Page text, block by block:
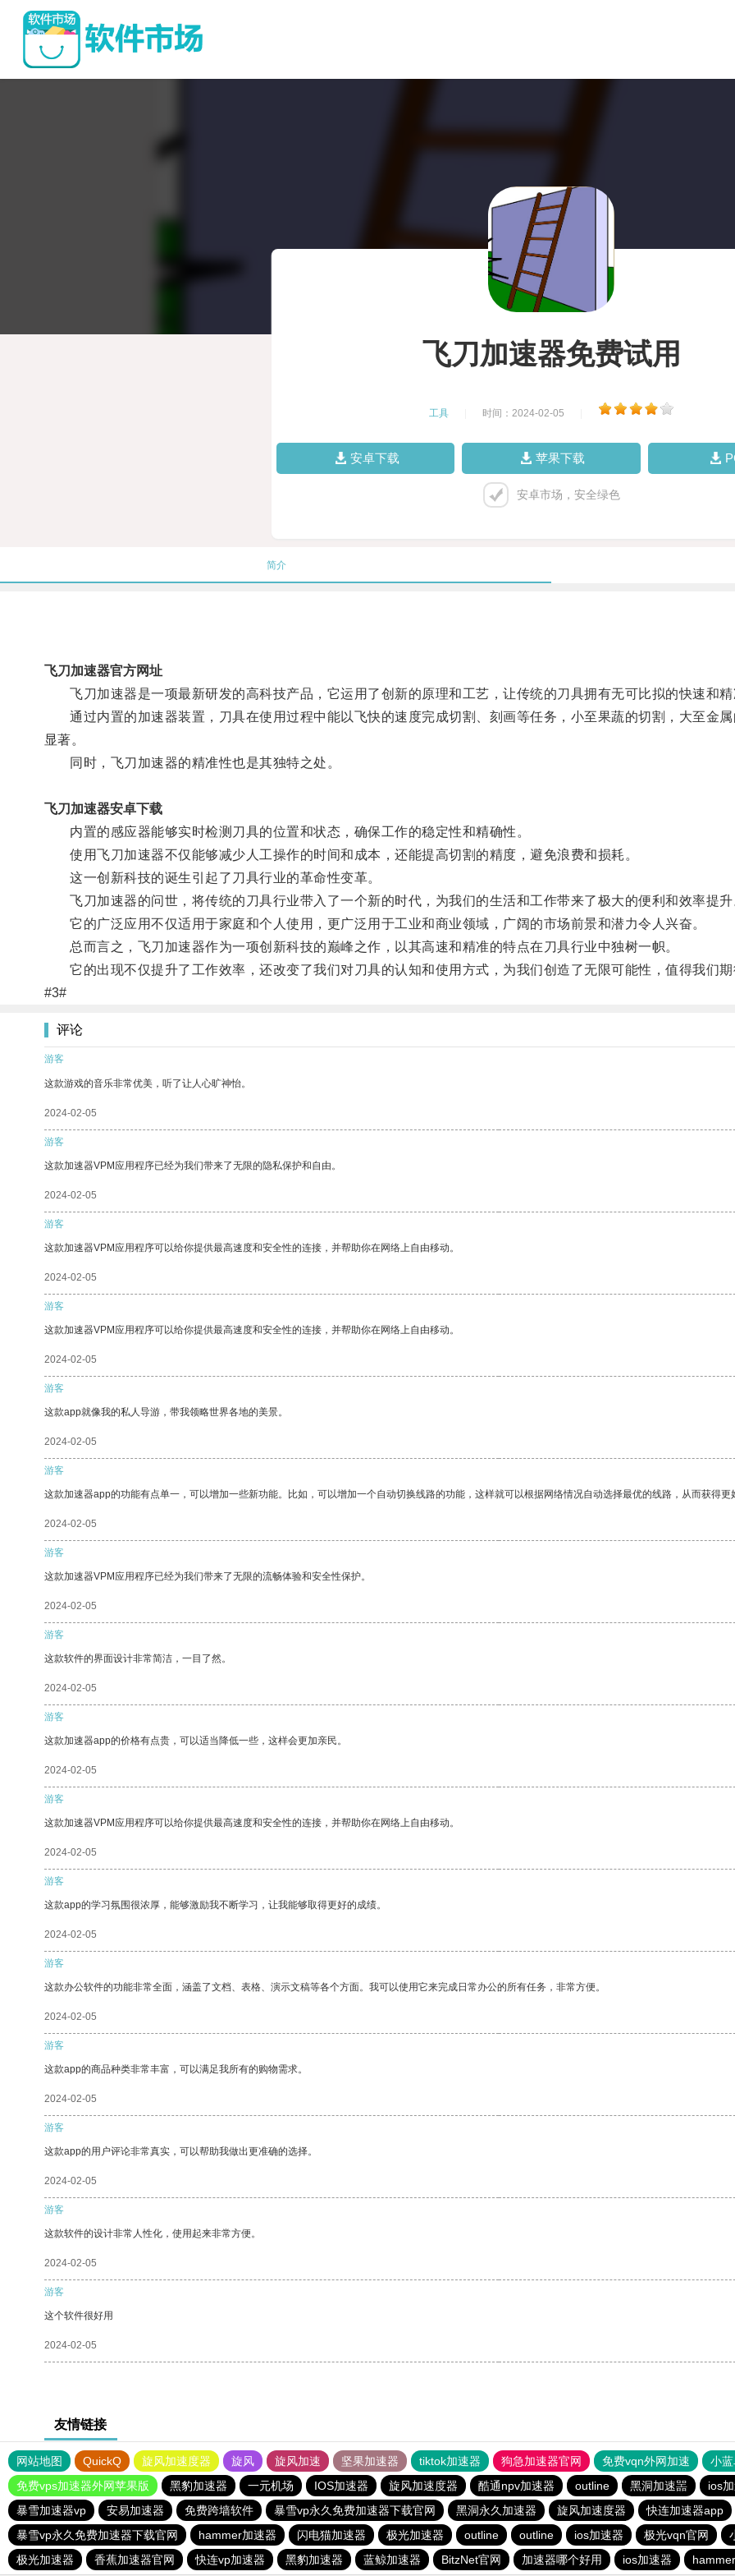
飞刀加速器免费试用
工具 时间：2024-02-05
安卓下载 苹果下载
安卓市场，安全绿色
简介
飞刀加速器官方网址
飞刀加速器是一项最新研发的高科技产品，它运用了创新的原理和工艺，让传统的刀具拥有无可比拟的快速和精
通过内置的加速器装置，刀具在使用过程中能以飞快的速度完成切割、刻画等任务，小至果蔬的切割，大至金
显著。
同时，飞刀加速器的精准性也是其独特之处。
飞刀加速器安卓下载
内置的感应器能够实时检测刀具的位置和状态，确保工作的稳定性和精确性。
使用飞刀加速器不仅能够减少人工操作的时间和成本，还能提高切割的精度，避免浪费和损耗。
这一创新科技的诞生引起了刀具行业的革命性变革。
飞刀加速器的问世，将传统的刀具行业带入了一个新的时代，为我们的生活和工作带来了极大的便利和效率提升
它的广泛应用不仅适用于家庭和个人使用，更广泛用于工业和商业领域，广阔的市场前景和潜力令人兴奋。
总而言之，飞刀加速器作为一项创新科技的巅峰之作，以其高速和精准的特点在刀具行业中独树一帜。
它的出现不仅提升了工作效率，还改变了我们对刀具的认知和使用方式，为我们创造了无限可能性，值得我们期
#3#
评论
游客
这款游戏的音乐非常优美，听了让人心旷神怡。
2024-02-05
游客
这款加速器VPM应用程序已经为我们带来了无限的隐私保护和自由。
2024-02-05
游客
这款加速器VPM应用程序可以给你提供最高速度和安全性的连接，并帮助你在网络上自由移动。
2024-02-05
游客
这款加速器VPM应用程序可以给你提供最高速度和安全性的连接，并帮助你在网络上自由移动。
2024-02-05
游客
这款app就像我的私人导游，带我领略世界各地的美景。
2024-02-05
游客
这款加速器app的功能有点单一，可以增加一些新功能。比如，可以增加一个自动切换线路的功能，这样就可以根据网络情况自动选择最优的线路，从而获得更
2024-02-05
游客
这款加速器VPM应用程序已经为我们带来了无限的流畅体验和安全性保护。
2024-02-05
游客
这款软件的界面设计非常简洁，一目了然。
2024-02-05
游客
这款加速器app的价格有点贵，可以适当降低一些，这样会更加亲民。
2024-02-05
游客
这款加速器VPM应用程序可以给你提供最高速度和安全性的连接，并帮助你在网络上自由移动。
2024-02-05
游客
这款app的学习氛围很浓厚，能够激励我不断学习，让我能够取得更好的成绩。
2024-02-05
游客
这款办公软件的功能非常全面，涵盖了文档、表格、演示文稿等各个方面。我可以使用它来完成日常办公的所有任务，非常方便。
2024-02-05
游客
这款app的商品种类非常丰富，可以满足我所有的购物需求。
2024-02-05
游客
这款app的用户评论非常真实，可以帮助我做出更准确的选择。
2024-02-05
游客
这款软件的设计非常人性化，使用起来非常方便。
2024-02-05
游客
这个软件很好用
2024-02-05
友情链接
网站地图 QuickQ 旋风加速度器 旋风 旋风加速 坚果加速器 tiktok加速器 狗急加速器官网 免费vqn外网加速 小
免费vps加速器外网苹果版
黑豹加速器 一元机场 IOS加速器 旋风加速度器 酷通npv加速器 outline 黑洞加速噐 ios
暴雪加速器vp
安易加速器 免费跨墙软件 暴雪vp永久免费加速器下载官网 黑洞永久加速器 旋风加速度器 快连加速器app
暴雪vp永久免费加速器下载官网
hammer加速器 闪电猫加速器 极光加速器 outline outline ios加速器 极光vqn官网
极光加速器
香蕉加速器官网 快连vp加速器 黑豹加速器 蓝鲸加速器 BitzNet官网 加速器哪个好用 ios加速器